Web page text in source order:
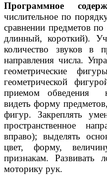
Программное
числительное по
сравнении предметов
длинный, короткий).
количество звуков в
направления числа.
геометрические
геометрической
приемом обведения
видеть форму
фигур. Закреплять
пространственное
вправо); выделять
цвет, форму,
признакам. Развивать
моторику рук.